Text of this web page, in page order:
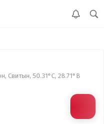
Свитын, 50.31°С, 28.71°В